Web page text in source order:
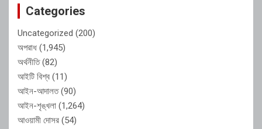
Categories
Uncategorized (200)
অপরাধ (1,945)
অর্থনীতি(82)
আইটি বিশ্ব (11)
আইন-আদালত(90)
আইন-শৃঙ্খলা (1,264)
আওয়ামী দোসর (54)